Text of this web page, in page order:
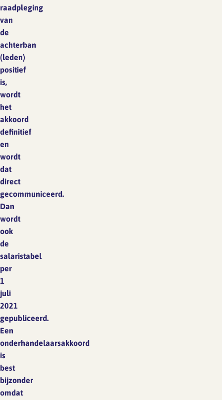
raadpleging
van
de
achterban
(leden)
positief
is,
wordt
het
akkoord
definitief
en
wordt
dat
direct
gecommuniceerd.
Dan
wordt
ook
de
salaristabel
per
1
juli
2021
gepubliceerd.
Een
onderhandelaarsakkoord
is
best
bijzonder
omdat